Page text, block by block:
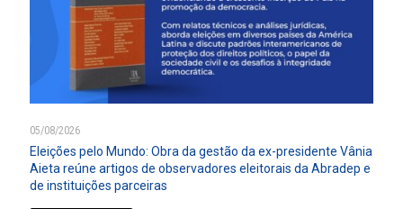
05/08/2026
Eleições pelo Mundo: Obra da gestão da ex-presidente Vânia
Aieta reúne artigos de observadores eleitorais da Abradep e
de instituições parceiras